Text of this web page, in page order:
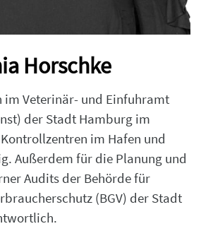
Horschke
im Veterinär- und Einfuhramt
der Stadt Hamburg im
im Hafen und
Außerdem für die Planung und
Audits der Behörde für
(BGV) der Stadt